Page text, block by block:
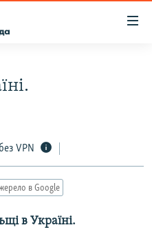
VPN
в Google
в Україні.